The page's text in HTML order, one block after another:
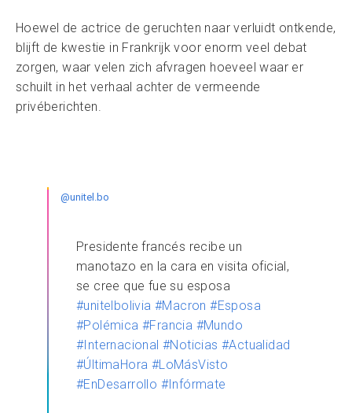
Hoewel de actrice de geruchten naar verluidt ontkende,
blijft de kwestie in Frankrijk voor enorm veel debat
zorgen, waar velen zich afvragen hoeveel waar er
schuilt in het verhaal achter de vermeende
privéberichten.
@unitel.bo
Presidente francés recibe un
manotazo en la cara en visita oficial,
se cree que fue su esposa
#unitelbolivia #Macron #Esposa
#Polémica #Francia #Mundo
#Internacional #Noticias #Actualidad
#ÚltimaHora #LoMásVisto
#EnDesarrollo #Infórmate